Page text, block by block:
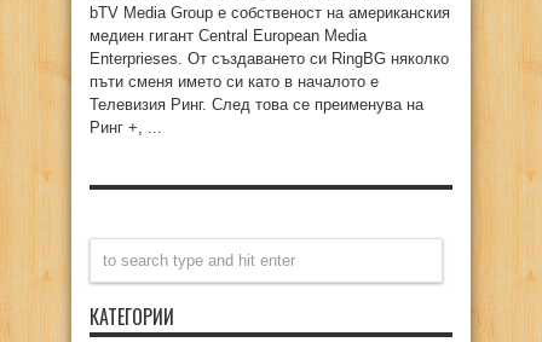
bTV Media Group е собственост на американския
медиен гигант Сentral European Media
Enterprieses. От създаването си RingBG няколко
пъти сменя името си като в началото е
Телевизия Ринг. След това се преименува на
Ринг +, ...
КАТЕГОРИИ